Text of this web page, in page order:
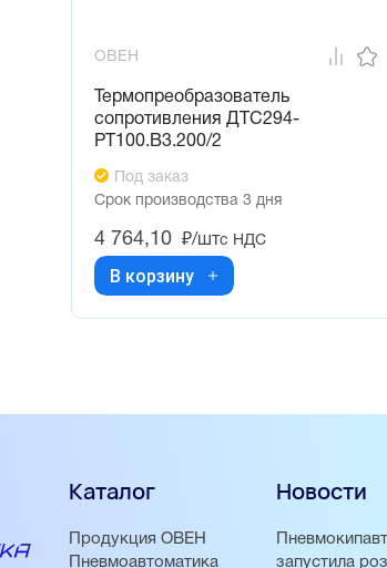
ОВЕН
Термопреобразователь
сопротивления ДТС294-
РТ100.В3.200/2
Под заказ
Срок производства 3 дня
4 764,10 ₽/штс НДС
В корзину
Каталог
Продукция ОВЕН
Пневмоавтоматика
Новости
запустила